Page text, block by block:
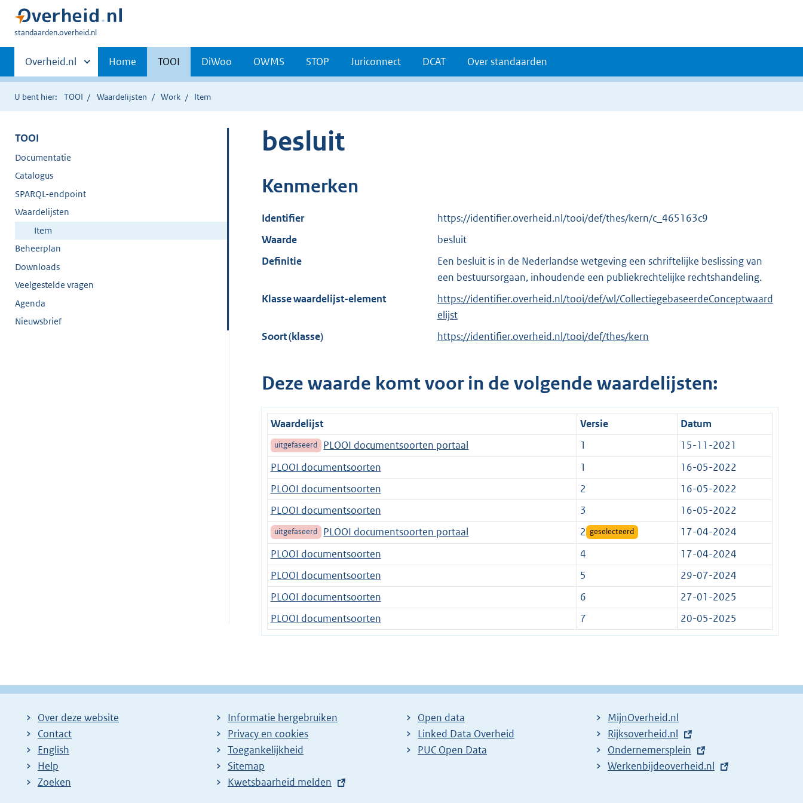
U
hier:
standaarden.overheid.nl
Primaire
navigatie
Andere
sites
binnen
Overheid.nl Home TOOI DiWoo OWMS STOP Juriconnect DCAT Over standaarden
U bent hier: TOOI Waardelijsten Work Item
TOOI
Documentatie
Catalogus
SPARQL-endpoint
Waardelijsten
Item
Beheerplan
Downloads
Veelgestelde vragen
Agenda
Nieuwsbrief
besluit
Kenmerken
Identifier
https://identifier.overheid.nl/tooi/def/thes/kern/c_465163c9
Waarde
besluit
Definitie
Een besluit is in de Nederlandse wetgeving een schriftelijke beslissing van
een bestuursorgaan, inhoudende een publiekrechtelijke rechtshandeling.
Klasse waardelijst-element
https://identifier.overheid.nl/tooi/def/wl/CollectiegebaseerdeConceptwaard
elijst
Soort (klasse)
https://identifier.overheid.nl/tooi/def/thes/kern
Deze waarde komt voor in de volgende waardelijsten:
Waardelijst Versie Datum
uitgefaseerd PLOOI documentsoorten portaal 1
15-11-2021
PLOOI documentsoorten
1
16-05-2022
PLOOI documentsoorten
2
16-05-2022
PLOOI documentsoorten
3 16-05-2022
uitgefaseerd PLOOI documentsoorten portaal 2 geselecteerd
17-04-2024
PLOOI documentsoorten
4
17-04-2024
PLOOI documentsoorten
5
29-07-2024
PLOOI documentsoorten
6
27-01-2025
PLOOI documentsoorten
7 20-05-2025
Over deze website
Contact
English
Help
Zoeken
Informatie hergebruiken
Privacy en cookies
Toegankelijkheid
Sitemap
E
Kwetsbaarheid melden
Open data
Linked Data Overheid
PUC Open Data
MijnOverheid.nl
E
x
t
Rijksoverheid.nl
E
x
Ondernemersplein
E
Werkenbijdeoverheid.nl